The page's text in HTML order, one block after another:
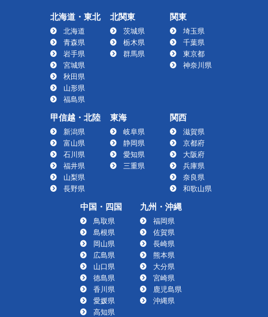
北海道・東北
北海道
青森県
岩手県
宮城県
秋田県
山形県
福島県
北関東
茨城県
栃木県
群馬県
関東
埼玉県
千葉県
東京都
神奈川県
甲信越・北陸
新潟県
富山県
石川県
福井県
山梨県
長野県
東海
岐阜県
静岡県
愛知県
三重県
関西
滋賀県
京都府
大阪府
兵庫県
奈良県
和歌山県
中国・四国
鳥取県
島根県
岡山県
広島県
山口県
徳島県
香川県
愛媛県
高知県
九州・沖縄
福岡県
佐賀県
長崎県
熊本県
大分県
宮崎県
鹿児島県
沖縄県